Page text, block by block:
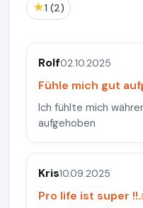
★ 1 (2)
Rolf02.10.2025
Fühle mich gut
Ich fühlte mich
aufgehoben
Kris10.09.2025
Pro life ist super !!.